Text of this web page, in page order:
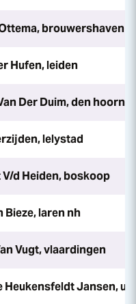
brouwershaven
Hufen, leiden
Der Duim, den hoorn
lelystad
d Heiden, boskoop
Bieze, laren nh
Vugt, vlaardingen
Heukensfeldt Jansen,